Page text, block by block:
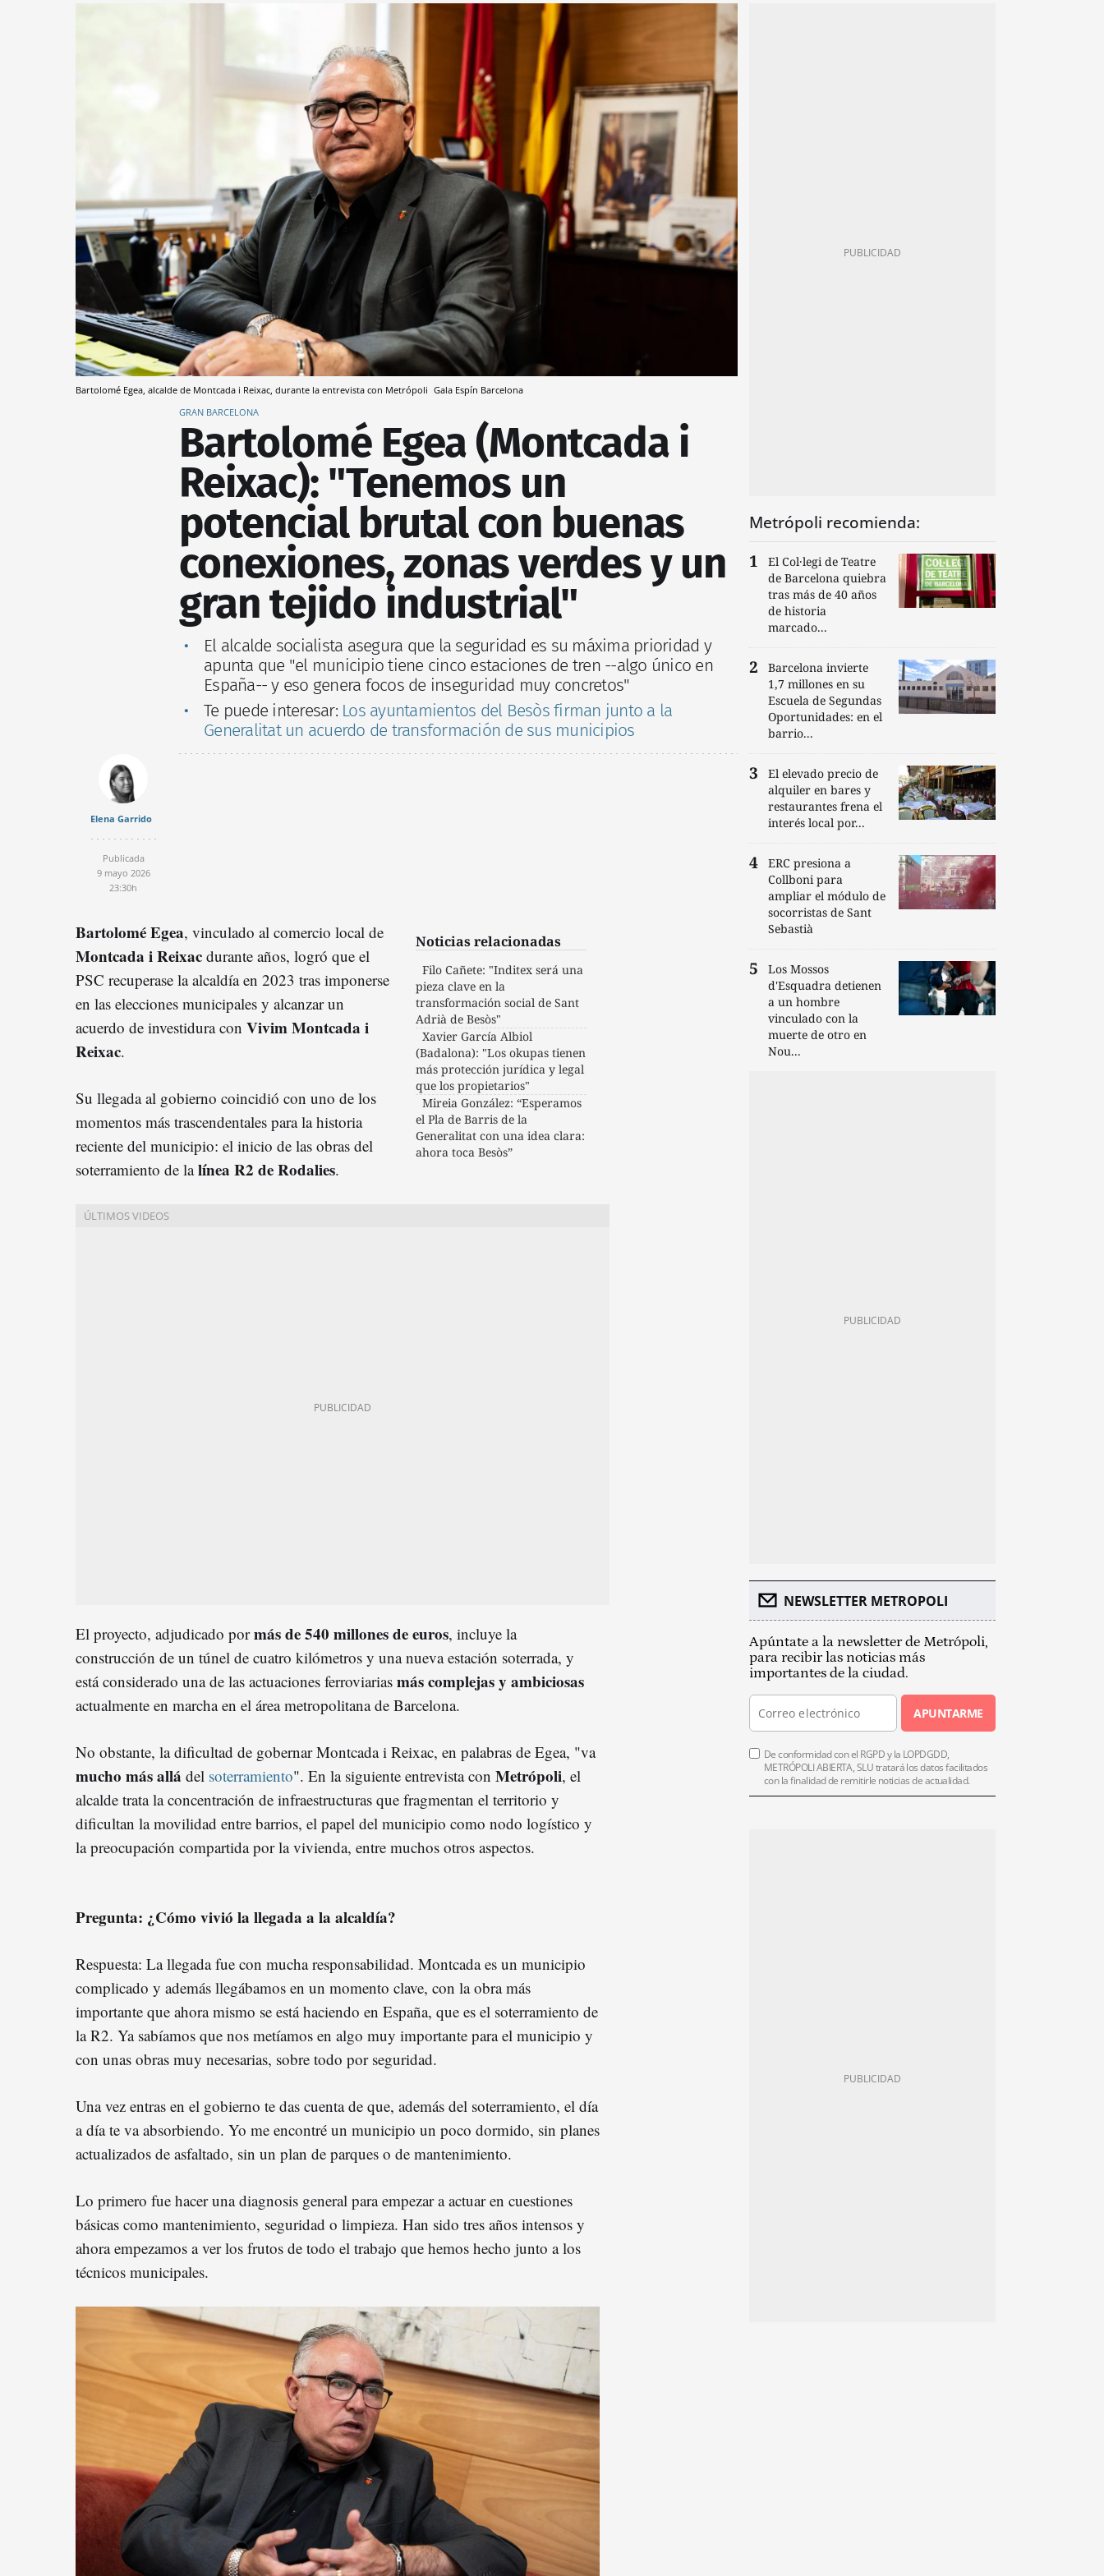
Bartolomé Egea, alcalde de Montcada i Reixac, durante la entrevista con Metrópoli Gala Espín Barcelona
GRAN BARCELONA
Bartolomé Egea (Montcada i
Reixac): "Tenemos un
potencial brutal con buenas
conexiones, zonas verdes y un
gran tejido industrial"
El alcalde socialista asegura que la seguridad es su máxima prioridad y
apunta que "el municipio tiene cinco estaciones de tren --algo único en
España-- y eso genera focos de inseguridad muy concretos"
Te puede interesar: Los ayuntamientos del Besòs firman junto a la
Generalitat un acuerdo de transformación de sus municipios
Elena Garrido
Publicada
9 mayo 2026
23:30h
Noticias relacionadas
Filo Cañete: "Inditex será una
pieza clave en la
transformación social de Sant
Adrià de Besòs"
Xavier García Albiol
(Badalona): "Los okupas tienen
más protección jurídica y legal
que los propietarios"
Mireia González: “Esperamos
el Pla de Barris de la
Generalitat con una idea clara:
ahora toca Besòs”
Bartolomé Egea, vinculado al comercio local de
Montcada i Reixac durante años, logró que el
PSC recuperase la alcaldía en 2023 tras imponerse
en las elecciones municipales y alcanzar un
acuerdo de investidura con Vivim Montcada i
Reixac.
Su llegada al gobierno coincidió con uno de los
momentos más trascendentales para la historia
reciente del municipio: el inicio de las obras del
soterramiento de lalínea R2 de Rodalies.
El proyecto, adjudicado pormás de 540 millones de euros, incluye la
construcción de un túnel de cuatro kilómetros y una nueva estación soterrada, y
está considerado una de las actuaciones ferroviarias más complejas y ambiciosas
actualmente en marcha en el área metropolitana de Barcelona.
No obstante, la dificultad de gobernar Montcada i Reixac, en palabras de Egea, "va
mucho más allá del soterramiento". En la siguiente entrevista con Metrópoli, el
alcalde trata la concentración de infraestructuras que fragmentan el territorio y
dificultan la movilidad entre barrios, el papel del municipio como nodo logístico y
la preocupación compartida por la vivienda, entre muchos otros aspectos.
Pregunta: ¿Cómo vivió la llegada a la alcaldía?
Respuesta: La llegada fue con mucha responsabilidad. Montcada es un municipio
complicado y además llegábamos en un momento clave, con la obra más
importante que ahora mismo se está haciendo en España, que es el soterramiento de
la R2. Ya sabíamos que nos metíamos en algo muy importante para el municipio y
con unas obras muy necesarias, sobre todo por seguridad.
Una vez entras en el gobierno te das cuenta de que, además del soterramiento, el día
a día te va absorbiendo. Yo me encontré un municipio un poco dormido, sin planes
actualizados de asfaltado, sin un plan de parques o de mantenimiento.
Lo primero fue hacer una diagnosis general para empezar a actuar en cuestiones
básicas como mantenimiento, seguridad o limpieza. Han sido tres años intensos y
ahora empezamos a ver los frutos de todo el trabajo que hemos hecho junto a los
técnicos municipales.
Metrópoli recomienda:
El Col·legi de Teatre
de Barcelona quiebra
tras más de 40 años
de historia
marcado...
Barcelona invierte
1,7 millones en su
Escuela de Segundas
Oportunidades: en el
barrio...
El elevado precio de
alquiler en bares y
restaurantes frena el
interés local por...
ERC presiona a
Collboni para
ampliar el módulo de
socorristas de Sant
Sebastià
Los Mossos
d'Esquadra detienen
a un hombre
vinculado con la
muerte de otro en
Nou...
NEWSLETTER METROPOLI
Apúntate a la newsletter de Metrópoli,
para recibir las noticias más
importantes de la ciudad.
APUNTARME
De conformidad con el RGPD y la LOPDGDD,
METRÓPOLI ABIERTA, SLU tratará los datos facilitados
con la finalidad de remitirle noticias de actualidad.